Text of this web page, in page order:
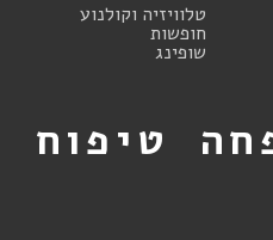
טלוויזיה וקולנוע
חופשות
שופינג
טיפוח